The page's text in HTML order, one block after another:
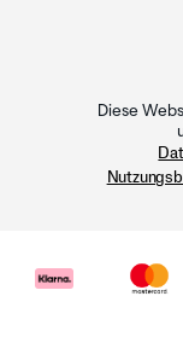
Diese